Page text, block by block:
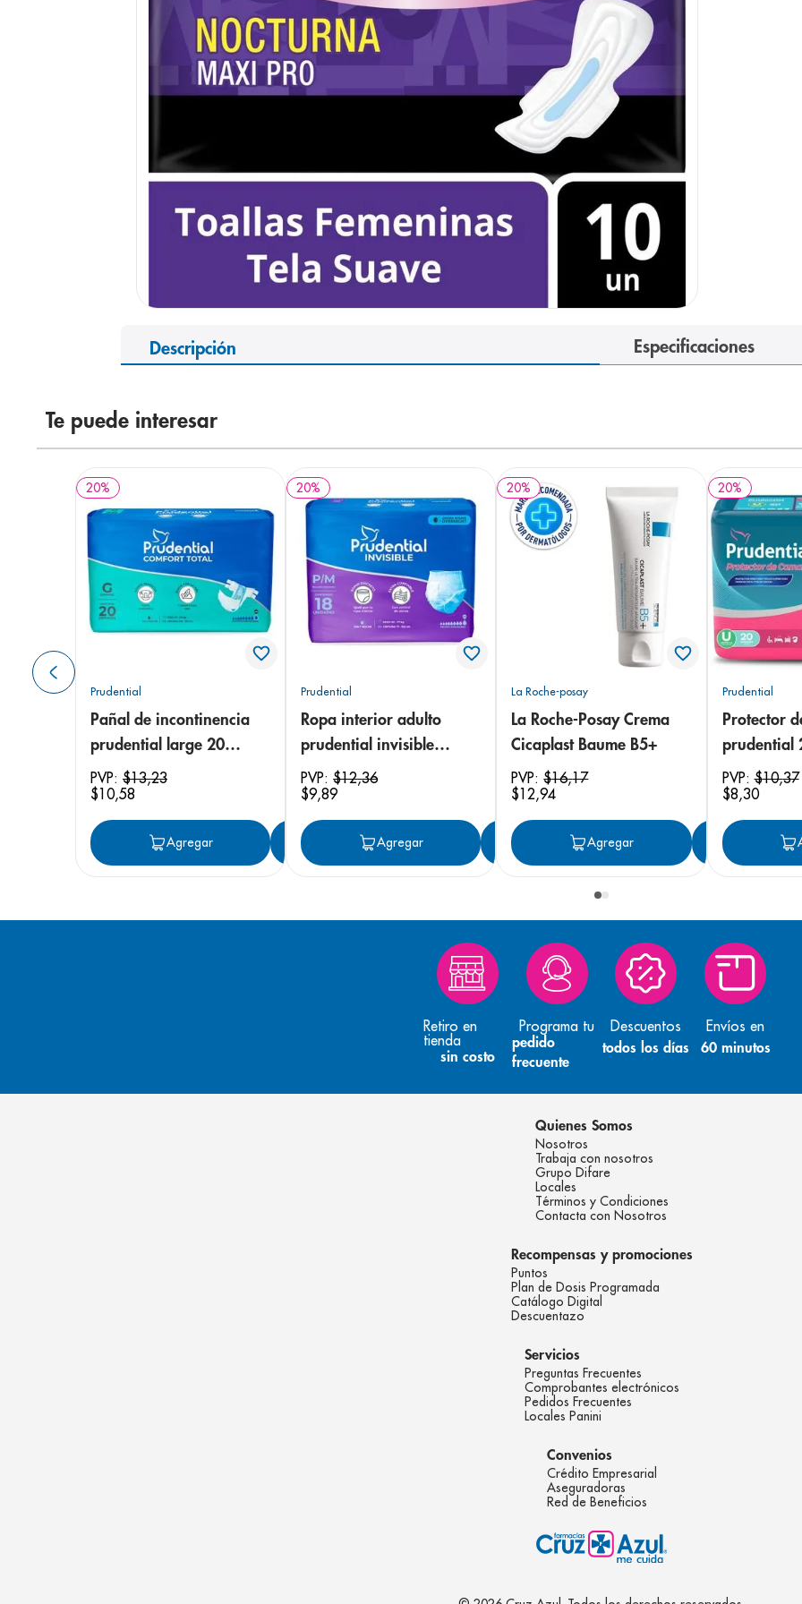
Descripción Especificaciones
Te puede interesar
20%
Prudential
Pañal de incontinencia
prudential large 20
unidades
PVP: $13,23
$10,58
Agregar Agregar
20%
Prudential
Ropa interior adulto
prudential invisible
small/medium 18
unidades
PVP:$12,36
$9,89
Agregar Agregar
20%
La Roche-posay
La Roche-Posay Crema
Cicaplast Baume B5+
PVP:$16,17
$12,94
Agregar
20%
Prudential
Protector
prudential
PVP:$10,37
$8,30
Retiro en
tienda
sin costo
Programa tu
pedido
frecuente
Descuentos
todos los días
Envíos en
60 minutos
Quienes Somos
Nosotros
Trabaja con nosotros
Grupo Difare
Locales
Términos y Condiciones
Contacta con Nosotros
Recompensas y promociones
Puntos
Plan de Dosis Programada
Catálogo Digital
Descuentazo
Servicios
Preguntas Frecuentes
Comprobantes electrónicos
Pedidos Frecuentes
Locales Panini
Convenios
Crédito Empresarial
Aseguradoras
Red de Beneficios
9. pediasure
10 desodorante